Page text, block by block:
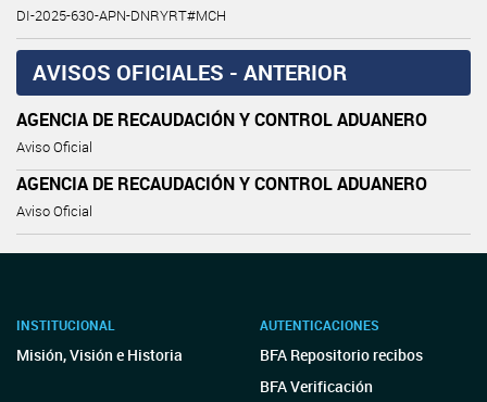
DI-2025-630-APN-DNRYRT#MCH
AVISOS OFICIALES - ANTERIOR
AGENCIA DE RECAUDACIÓN Y CONTROL ADUANERO
Aviso Oficial
AGENCIA DE RECAUDACIÓN Y CONTROL ADUANERO
Aviso Oficial
INSTITUCIONAL
Misión, Visión e Historia
AUTENTICACIONES
BFA Repositorio recibos
BFA Verificación